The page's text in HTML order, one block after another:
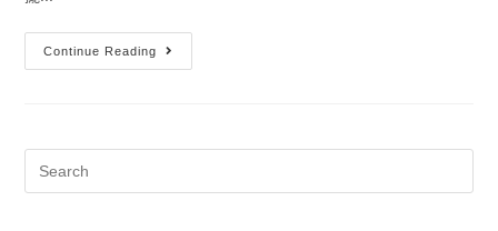
Continue Reading